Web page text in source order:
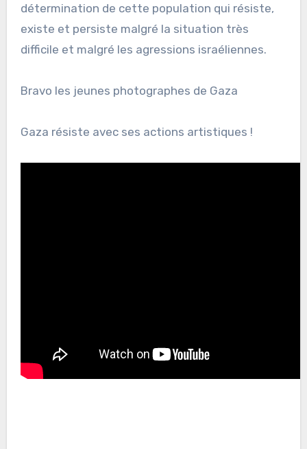
détermination de cette population qui résiste,
existe et persiste malgré la situation très
difficile et malgré les agressions israéliennes.
Bravo les jeunes photographes de Gaza
Gaza résiste avec ses actions artistiques !